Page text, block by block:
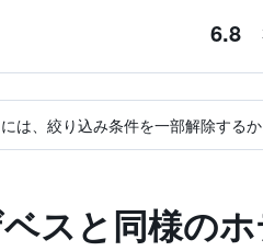
6.8
は、絞り込み条件を一部解除する
スと同様の